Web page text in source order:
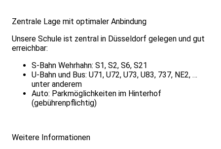
Zentrale Lage mit optimaler Anbindung
Unsere Schule ist zentral in Düsseldorf gelegen und gut
erreichbar:
S-Bahn Wehrhahn: S1, S2, S6, S21
U-Bahn und Bus: U71, U72, U73, U83, 737, NE2, …
unter anderem
Auto: Parkmöglichkeiten im Hinterhof
(gebührenpflichtig)
Weitere Informationen